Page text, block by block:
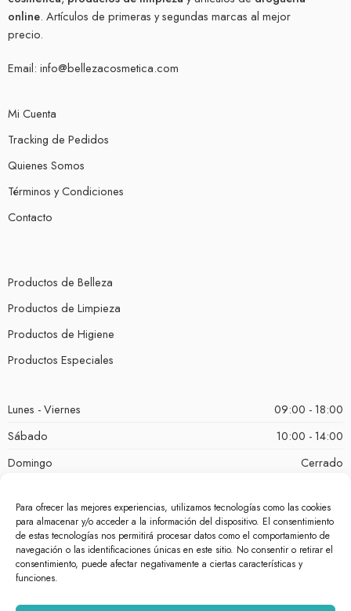
Para ofrecer las mejores experiencias, utilizamos tecnologías como las cookies
para almacenar y/o acceder a la información del dispositivo. El consentimiento
de estas tecnologías nos permitirá procesar datos como el comportamiento de
navegación o las identificaciones únicas en este sitio. No consentir o retirar el
consentimiento, puede afectar negativamente a ciertas características y
funciones.
online. Artículos de primeras y segundas marcas al mejor
precio.
Email: info@bellezacosmetica.com
Mi Cuenta
Tracking de Pedidos
Quienes Somos
Términos y Condiciones
Contacto
Productos de Belleza
Productos de Limpieza
Productos de Higiene
Productos Especiales
Lunes - Viernes
09:00 - 18:00
Sábado
10:00 - 14:00
Domingo
Cerrado